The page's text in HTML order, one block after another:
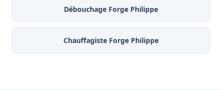
Débouchage Forge Philippe
Chauffagiste Forge Philippe